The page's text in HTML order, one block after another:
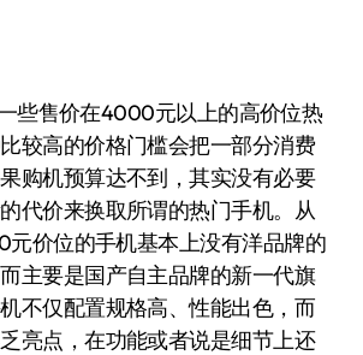
些售价在4000元以上的高价位热
较高的价格门槛会把一部分消费
购机预算达不到，其实没有必要
代价来换取所谓的热门手机。从
价位的手机基本上没有洋品牌的
主要是国产自主品牌的新一代旗
不仅配置规格高、性能出色，而
亮点，在功能或者说是细节上还